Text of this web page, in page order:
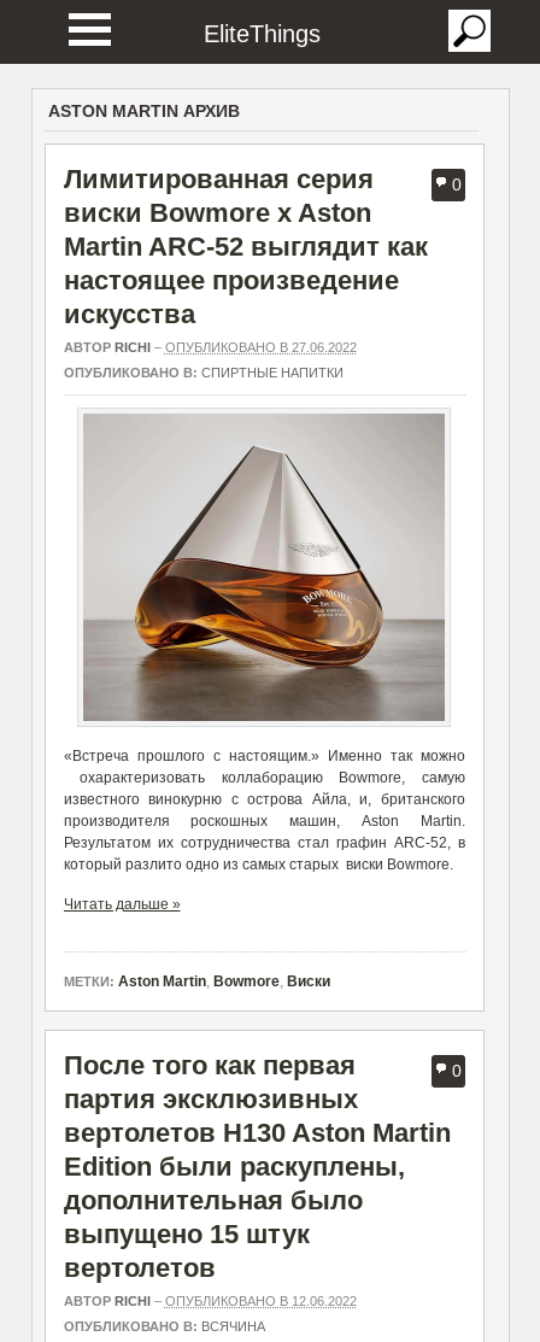
EliteThings
ASTON MARTIN АРХИВ
0
Лимитированная серия
виски Bowmore x Aston
Martin ARC-52 выглядит как
настоящее произведение
искусства
АВТОР RICHI– ОПУБЛИКОВАНО В 27.06.2022
ОПУБЛИКОВАНО В: СПИРТНЫЕ НАПИТКИ
«Встреча прошлого с настоящим.» Именно так можно
охарактеризовать коллаборацию Bowmore, самую
известного винокурню с острова Айла, и, британского
производителя роскошных машин, Aston Martin.
Результатом их сотрудничества стал графин ARC-52, в
который разлито одно из самых старых виски Bowmore.
Читать дальше »
МЕТКИ: Aston Martin, Bowmore, Виски
0
После того как первая
партия эксклюзивных
вертолетов H130 Aston Martin
Edition были раскуплены,
дополнительная было
выпущено 15 штук
вертолетов
АВТОР RICHI– ОПУБЛИКОВАНО В 12.06.2022
ОПУБЛИКОВАНО В: ВСЯЧИНА